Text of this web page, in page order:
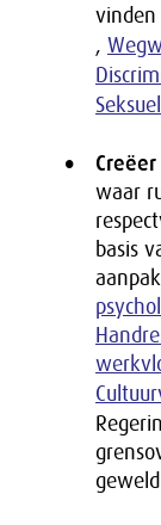
vinden
,
waar
basis
geweld